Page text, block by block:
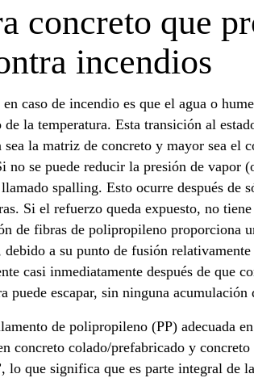
concreto que
incendios
caso de incendio es que el agua o
la temperatura. Esta transición al
la matriz de concreto y mayor sea el
no se puede reducir la presión de
spalling. Esto ocurre después de
Si el refuerzo queda expuesto, no
de fibras de polipropileno proporciona
a su punto de fusión
casi inmediatamente después de que
puede escapar, sin ninguna
de polipropileno (PP) adecuada
concreto colado/prefabricado y
lo que significa que es parte integral de